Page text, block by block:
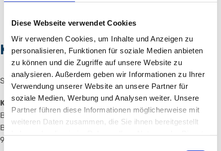
Diese Webseite verwendet Cookies
Wir verwenden Cookies, um Inhalte und Anzeigen zu
personalisieren, Funktionen für soziale Medien anbieten
zu können und die Zugriffe auf unsere Website zu
analysieren. Außerdem geben wir Informationen zu Ihrer
Verwendung unserer Website an unsere Partner für
soziale Medien, Werbung und Analysen weiter. Unsere
Partner führen diese Informationen möglicherweise mit
weiteren Daten zusammen, die Sie ihnen bereitgestellt
Kontakt
Sie finden uns im
Klinikum Nürnberg, Campus Süd
Bauteil C, 2. OG
Breslauer Str. 201
90471 Nürnberg